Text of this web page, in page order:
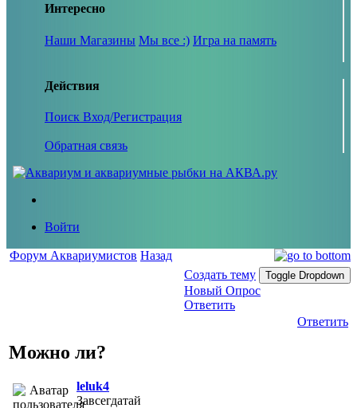
Интересно
Наши Магазины Мы все :) Игра на память
Действия
Поиск Вход/Регистрация
Обратная связь
Войти
Форум Аквариумистов Назад
Создать тему
Toggle Dropdown
Новый Опрос
Ответить
Ответить
Можно ли?
leluk4
Завсегдатай